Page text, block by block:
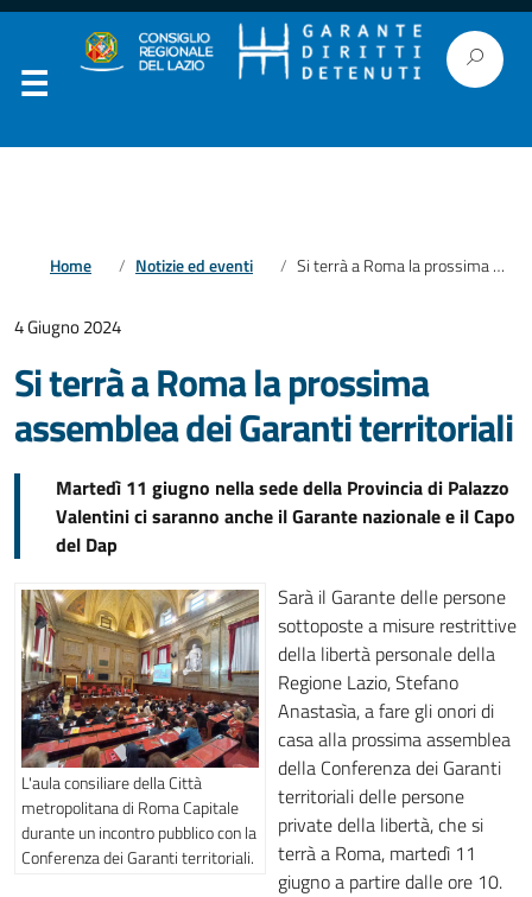
Home Notizie ed eventi Si terrà a Roma la prossima assemblea dei Garanti territoriali
4 Giugno 2024
Si terrà a Roma la prossima
assemblea dei Garanti territoriali
Martedì 11 giugno nella sede della Provincia di Palazzo
Valentini ci saranno anche il Garante nazionale e il Capo
del Dap
L'aula consiliare della Città
metropolitana di Roma Capitale
durante un incontro pubblico con la
Conferenza dei Garanti territoriali.
Sarà il Garante delle persone
sottoposte a misure restrittive
della libertà personale della
Regione Lazio, Stefano
Anastasìa, a fare gli onori di
casa alla prossima assemblea
della Conferenza dei Garanti
territoriali delle persone
private della libertà, che si
terrà a Roma, martedì 11
giugno a partire dalle ore 10.